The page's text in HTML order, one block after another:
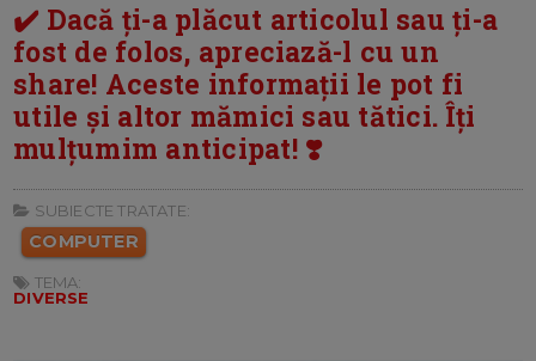
✔️ Dacă ți-a plăcut articolul sau ți-a
fost de folos, apreciază-l cu un
share! Aceste informații le pot fi
utile și altor mămici sau tătici. Îți
mulțumim anticipat! ❣️
SUBIECTE TRATATE:
COMPUTER
TEMA:
DIVERSE